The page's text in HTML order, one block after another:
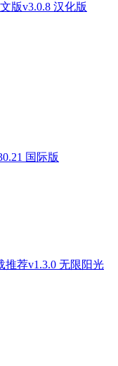
版v3.0.8 汉化版
国际版
荐v1.3.0 无限阳光